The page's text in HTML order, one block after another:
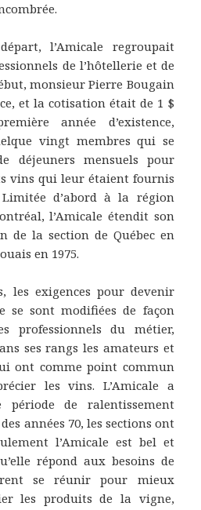
l’Amicale regroupait
de l’hôtellerie et de
monsieur Pierre Bougain
et la cotisation était de 1 $
année d’existence,
vingt membres qui se
déjeuners mensuels pour
vins qui leur étaient fournis
d’abord à la région
l’Amicale étendit son
de la section de Québec en
en 1975.
les exigences pour devenir
se sont modifiées de façon
professionnels du métier,
ses rangs les amateurs et
ont comme point commun
les vins. L’Amicale a
période de ralentissement
années 70, les sections ont
l’Amicale est bel et
répond aux besoins de
se réunir pour mieux
les produits de la vigne,